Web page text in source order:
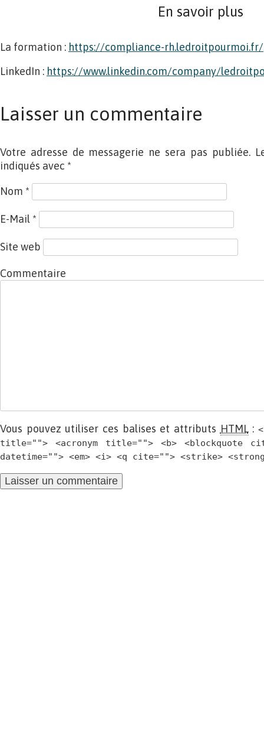
En savoir plus
La formation : https://compliance-rh.ledroitpourmoi.fr/
LinkedIn : https://www.linkedin.com/company/
Laisser un commentaire
Votre adresse de messagerie ne sera pas publiée.
indiqués avec *
Nom *
E-Mail *
Site web
Commentaire
Vous pouvez utiliser ces balises et attributs HTML:
title=""> <acronym title=""> <b> <blockquote
datetime=""> <em> <i> <q cite=""> <strike>